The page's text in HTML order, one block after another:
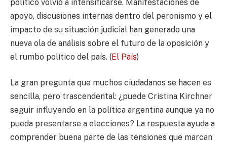
político volvió a intensificarse. Manifestaciones de
apoyo, discusiones internas dentro del peronismo y el
impacto de su situación judicial han generado una
nueva ola de análisis sobre el futuro de la oposición y
el rumbo político del país. (El País)
La gran pregunta que muchos ciudadanos se hacen es
sencilla, pero trascendental: ¿puede Cristina Kirchner
seguir influyendo en la política argentina aunque ya no
pueda presentarse a elecciones? La respuesta ayuda a
comprender buena parte de las tensiones que marcan